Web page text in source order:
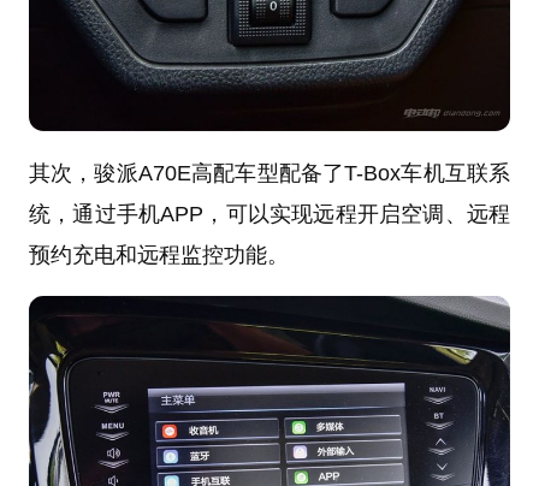
其次，骏派A70E高配车型配备了T-Box车机互联系
统，通过手机APP，可以实现远程开启空调、远程
预约充电和远程监控功能。